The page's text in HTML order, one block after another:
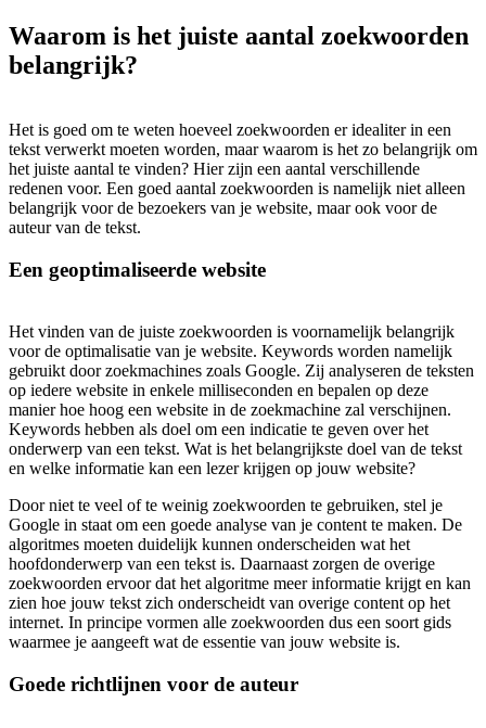
Waarom is het juiste aantal zoekwoorden
belangrijk?
Het is goed om te weten hoeveel zoekwoorden er idealiter in een
tekst verwerkt moeten worden, maar waarom is het zo belangrijk om
het juiste aantal te vinden? Hier zijn een aantal verschillende
redenen voor. Een goed aantal zoekwoorden is namelijk niet alleen
belangrijk voor de bezoekers van je website, maar ook voor de
auteur van de tekst.
Een geoptimaliseerde website
Het vinden van de juiste zoekwoorden is voornamelijk belangrijk
voor de optimalisatie van je website. Keywords worden namelijk
gebruikt door zoekmachines zoals Google. Zij analyseren de teksten
op iedere website in enkele milliseconden en bepalen op deze
manier hoe hoog een website in de zoekmachine zal verschijnen.
Keywords hebben als doel om een indicatie te geven over het
onderwerp van een tekst. Wat is het belangrijkste doel van de tekst
en welke informatie kan een lezer krijgen op jouw website?
Door niet te veel of te weinig zoekwoorden te gebruiken, stel je
Google in staat om een goede analyse van je content te maken. De
algoritmes moeten duidelijk kunnen onderscheiden wat het
hoofdonderwerp van een tekst is. Daarnaast zorgen de overige
zoekwoorden ervoor dat het algoritme meer informatie krijgt en kan
zien hoe jouw tekst zich onderscheidt van overige content op het
internet. In principe vormen alle zoekwoorden dus een soort gids
waarmee je aangeeft wat de essentie van jouw website is.
Goede richtlijnen voor de auteur